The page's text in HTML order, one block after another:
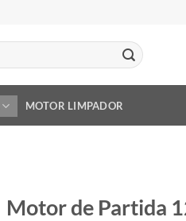
MOTOR LIMPADOR
Motor de Partida